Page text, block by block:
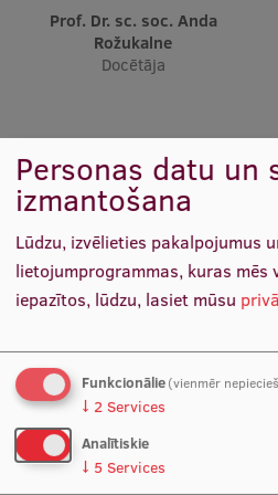
RSU zinātnes portāls
Pētniecības platformas
Doktorantūras skola
Pētniecības projekti
Zinātnieku brokastis
Vertikāli integrētie projekti
Zinātniskās konferences
Inovāciju centrs
Prof. Dr. sc. soc. Anda
Rožukalne
Docētāja
Docētājs
Personas datu un
izmantošana
Lūdzu, izvēlieties pakalpojumus
lietojumprogrammas, kuras mēs
iepazītos, lūdzu, lasiet mūsu
Funkcionālie(vienmēr
↓ 2 Services
Analītiskie
↓ 5 Services